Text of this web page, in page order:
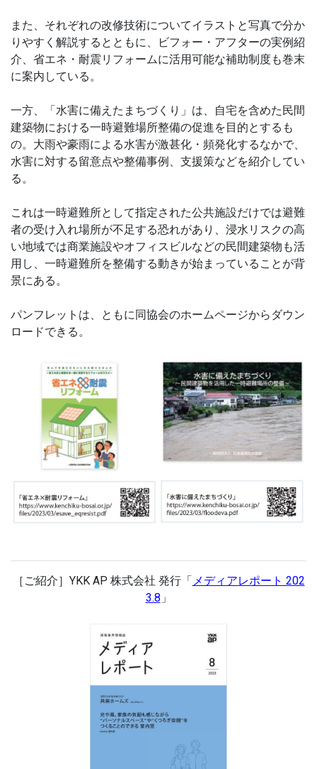
また、それぞれの改修技術についてイラストと写真で分か
りやすく解説するとともに、ビフォー・アフターの実例紹
介、省エネ・耐震リフォームに活用可能な補助制度も巻末
に案内している。
一方、「水害に備えたまちづくり」は、自宅を含めた民間
建築物における一時避難場所整備の促進を目的とするも
の。大雨や豪雨による水害が激甚化・頻発化するなかで、
水害に対する留意点や整備事例、支援策などを紹介してい
る。
これは一時避難所として指定された公共施設だけでは避難
者の受け入れ場所が不足する恐れがあり、浸水リスクの高
い地域では商業施設やオフィスビルなどの民間建築物も活
用し、一時避難所を整備する動きが始まっていることが背
景にある。
パンフレットは、ともに同協会のホームページからダウン
ロードできる。
［ご紹介］ YKK AP 株式会社 発行「 メディアレポート 202
3.8 」